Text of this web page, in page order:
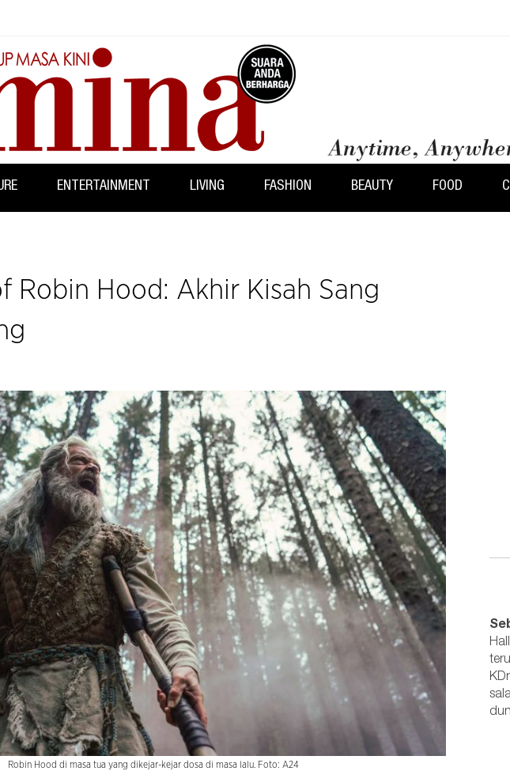
ENTERTAINMENT LIVING FASHION BEAUTY FOOD
Robin Hood: Akhir Kisah Sang
Robin Hood di masa tua yang dikejar-kejar dosa di masa lalu. Foto: A24